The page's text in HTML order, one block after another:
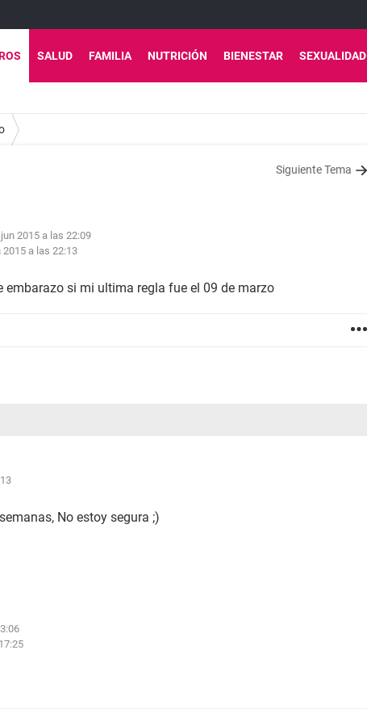
SALUD FAMILIA NUTRICIÓN BIENESTAR SEXUALIDAD
Siguiente Tema
2015 a las 22:09
2015 a las 22:13
embarazo si mi ultima regla fue el 09 de marzo
No estoy segura ;)